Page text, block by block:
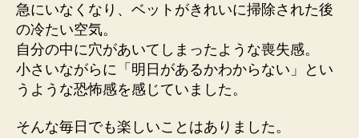
急にいなくなり、ベットがきれいに掃除された後
の冷たい空気。
自分の中に穴があいてしまったような喪失感。
小さいながらに「明日があるかわからない」とい
うような恐怖感を感じていました。
そんな毎日でも楽しいことはありました。